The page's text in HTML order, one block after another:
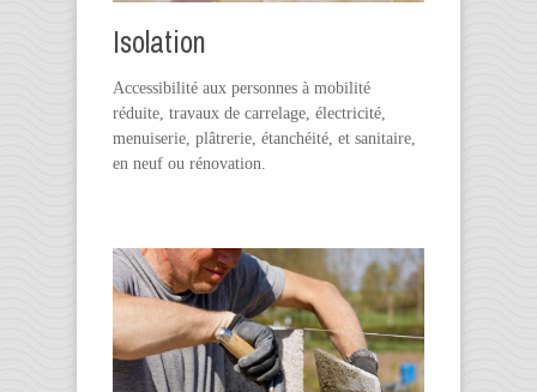
Isolation
Accessibilité aux personnes à mobilité
réduite, travaux de carrelage, électricité,
menuiserie, plâtrerie, étanchéité, et sanitaire,
en neuf ou rénovation.